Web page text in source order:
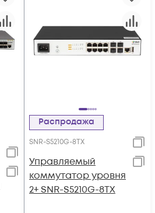
Распродажа
SNR-S5210G-8TX
Управляемый
коммутатор уровня
2+ SNR-S5210G-8TX